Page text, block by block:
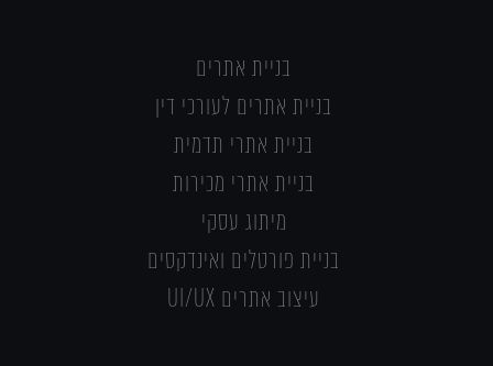
בניית אתרים
בניית אתרים לעורכי דין
בניית אתרי תדמית
בניית אתרי מכירות
מיתוג עסקי
בניית פורטלים ואינדקסים
עיצוב אתרים UI/UX